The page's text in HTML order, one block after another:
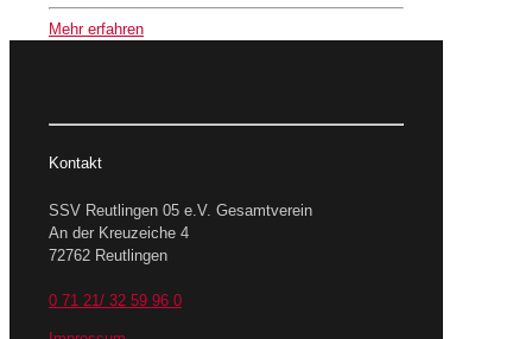
Mehr erfahren
Kontakt
SSV Reutlingen 05 e.V. Gesamtverein
An der Kreuzeiche 4
72762 Reutlingen
0 71 21/ 32 59 96 0